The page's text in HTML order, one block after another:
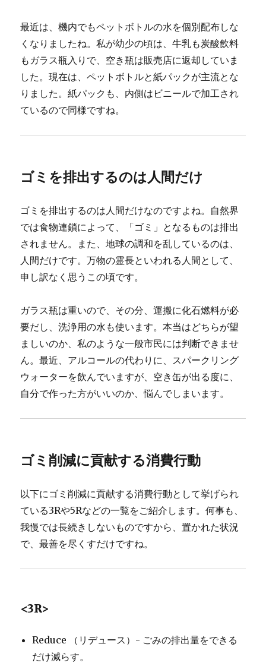
最近は、機内でもペットボトルの水を個別配布しな
くなりましたね。私が幼少の頃は、牛乳も炭酸飲料
もガラス瓶入りで、空き瓶は販売店に返却していま
した。現在は、ペットボトルと紙パックが主流とな
りました。紙パックも、内側はビニールで加工され
ているので同様ですね。
ゴミを排出するのは人間だけ
ゴミを排出するのは人間だけなのですよね。自然界
では食物連鎖によって、「ゴミ」となるものは排出
されません。また、地球の調和を乱しているのは、
人間だけです。万物の霊長といわれる人間として、
申し訳なく思うこの頃です。
ガラス瓶は重いので、その分、運搬に化石燃料が必
要だし、洗浄用の水も使います。本当はどちらが望
ましいのか、私のような一般市民には判断できませ
ん。最近、アルコールの代わりに、スパークリング
ウォーターを飲んでいますが、空き缶が出る度に、
自分で作った方がいいのか、悩んでしまいます。
ゴミ削減に貢献する消費行動
以下にゴミ削減に貢献する消費行動として挙げられ
ている3Rや5Rなどの一覧をご紹介します。何事も、
我慢では長続きしないものですから、置かれた状況
で、最善を尽くすだけですね。
<3R>
Reduce （リデュース）- ごみの排出量をできる
だけ減らす。